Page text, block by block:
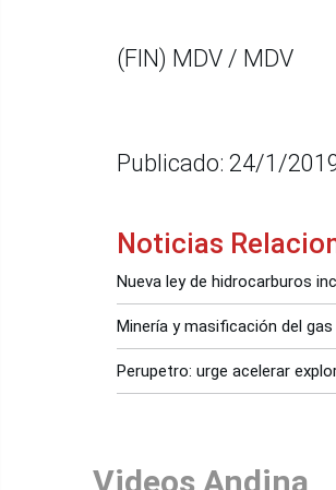
(FIN) MDV / MDV
Publicado: 24/1/
Noticias
Nueva ley de hidrocarburos
Minería y masificación del
Perupetro: urge acelerar
Videos Andina